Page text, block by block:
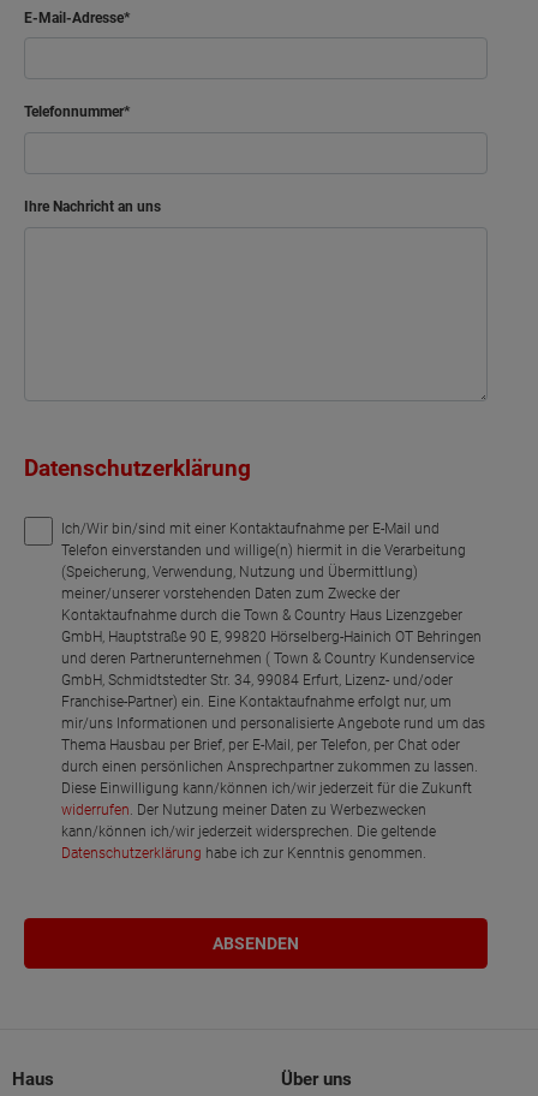
E-Mail-Adresse
Telefonnummer
Ihre Nachricht an uns
Datenschutzerklärung
Ich/Wir bin/sind mit einer Kontaktaufnahme per E-Mail und
Telefon einverstanden und willige(n) hiermit in die Verarbeitung
(Speicherung, Verwendung, Nutzung und Übermittlung)
meiner/unserer vorstehenden Daten zum Zwecke der
Kontaktaufnahme durch die Town & Country Haus Lizenzgeber
GmbH, Hauptstraße 90 E, 99820 Hörselberg-Hainich OT Behringen
und deren Partnerunternehmen ( Town & Country Kundenservice
GmbH, Schmidtstedter Str. 34, 99084 Erfurt, Lizenz- und/oder
Franchise-Partner) ein. Eine Kontaktaufnahme erfolgt nur, um
mir/uns Informationen und personalisierte Angebote rund um das
Thema Hausbau per Brief, per E-Mail, per Telefon, per Chat oder
durch einen persönlichen Ansprechpartner zukommen zu lassen.
Diese Einwilligung kann/können ich/wir jederzeit für die Zukunft
widerrufen. Der Nutzung meiner Daten zu Werbezwecken
kann/können ich/wir jederzeit widersprechen. Die geltende
Datenschutzerklärung habe ich zur Kenntnis genommen.
Haus Über uns